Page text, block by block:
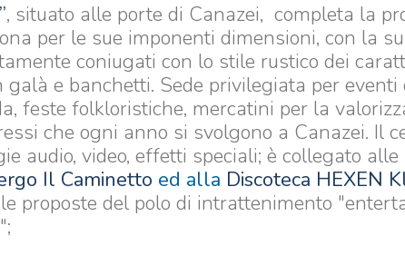
, situato alle porte di Canazei, completa la
per le sue imponenti dimensioni, con la
coniugati con lo stile rustico dei
e banchetti. Sede privilegiata per eventi
feste folkloristiche, mercatini per la
che ogni anno si svolgono a Canazei. Il
audio, video, effetti speciali; è collegato alle
Il Caminetto ed alla Discoteca HEXEN
proposte del polo di intrattenimento